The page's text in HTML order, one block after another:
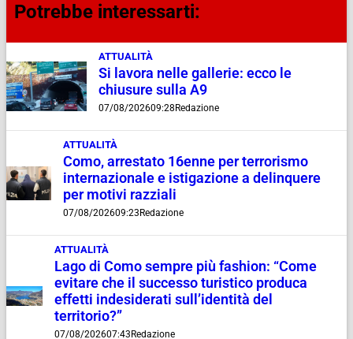
Potrebbe interessarti:
ATTUALITÀ
Si lavora nelle gallerie: ecco le
chiusure sulla A9
07/08/202609:28 Redazione
ATTUALITÀ
Como, arrestato 16enne per terrorismo
internazionale e istigazione a delinquere
per motivi razziali
07/08/202609:23 Redazione
ATTUALITÀ
Lago di Como sempre più fashion: “Come
evitare che il successo turistico produca
effetti indesiderati sull’identità del
territorio?”
07/08/202607:43 Redazione